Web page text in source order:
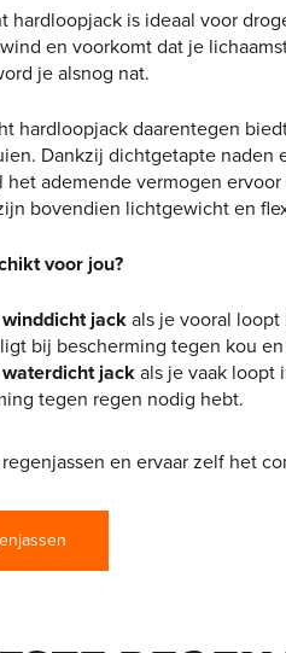
hardloopjack is ideaal voor
en voorkomt dat je
je alsnog nat.
hardloopjack daarentegen
Dankzij dichtgetapte naden
ademende vermogen
bovendien lichtgewicht en
voor jou?
winddicht jack als je vooral
bij bescherming tegen kou
waterdicht jack als je vaak loopt
tegen regen nodig hebt.
en ervaar zelf het